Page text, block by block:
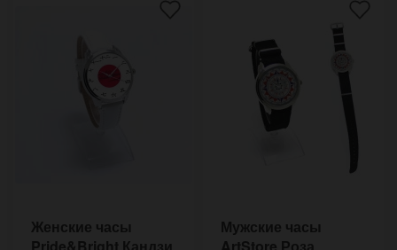
Женские часы
Pride&Bright Кандзи
Мужские часы
ArtStore Роза